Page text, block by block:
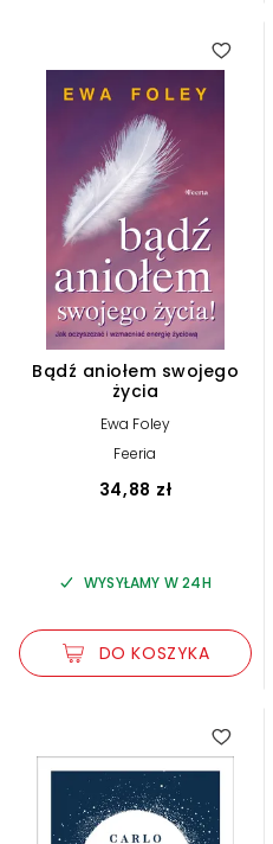
Bądź aniołem swojego
życia
Ewa Foley
Feeria
34,88 zł
WYSYŁAMY W 24H
DO KOSZYKA